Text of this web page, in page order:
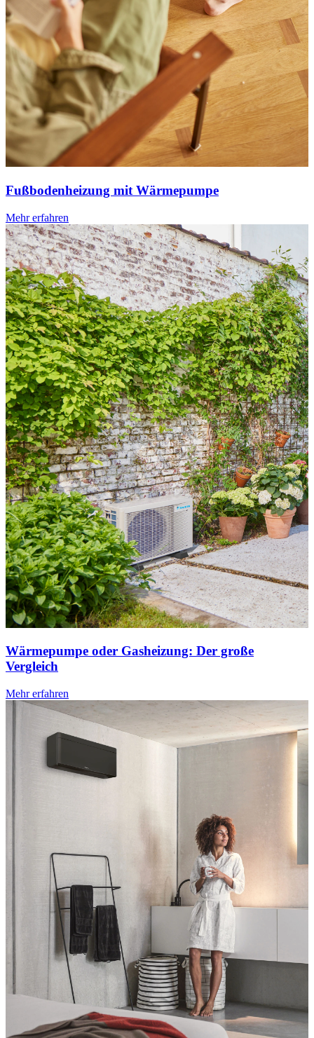
Fußbodenheizung mit Wärmepumpe
Mehr erfahren
Wärmepumpe oder Gasheizung: Der große
Vergleich
Mehr erfahren